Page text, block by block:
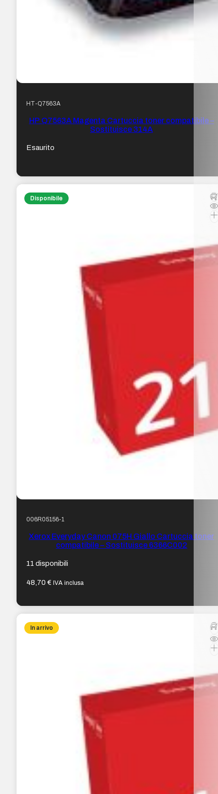
HT-Q7563A
HP Q7563A Magenta Cartuccia toner compatibile –
Sostituisce 314A
Esaurito
Disponibile
006R05156-1
Xerox Everyday Canon 075H Giallo Cartuccia toner
compatibile – Sostituisce 6366C002
11 disponibili
48,70€ IVA inclusa
In arrivo